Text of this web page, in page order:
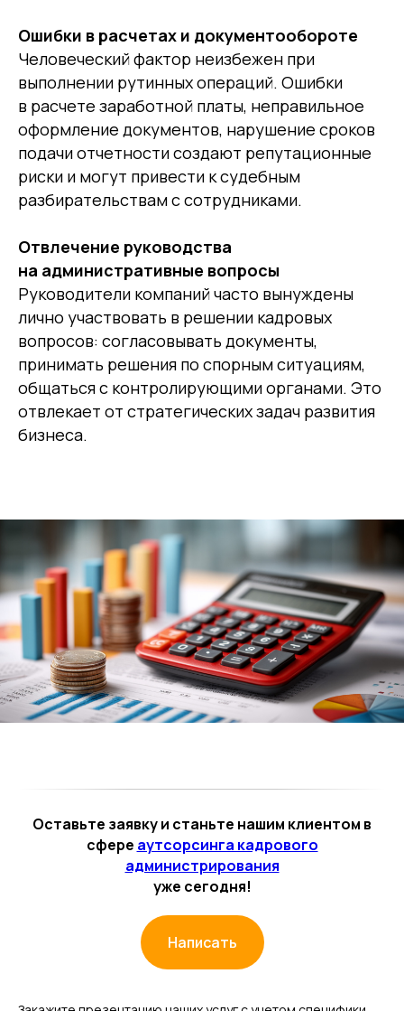
Ошибки в расчетах и документообороте
Человеческий фактор неизбежен при
выполнении рутинных операций. Ошибки
в расчете заработной платы, неправильное
оформление документов, нарушение сроков
подачи отчетности создают репутационные
риски и могут привести к судебным
разбирательствам с сотрудниками.
Отвлечение руководства
на административные вопросы
Руководители компаний часто вынуждены
лично участвовать в решении кадровых
вопросов: согласовывать документы,
принимать решения по спорным ситуациям,
общаться с контролирующими органами. Это
отвлекает от стратегических задач развития
бизнеса.
Оставьте заявку и станьте нашим клиентом в
сфере аутсорсинга кадрового
администрирования
уже сегодня!
Написать